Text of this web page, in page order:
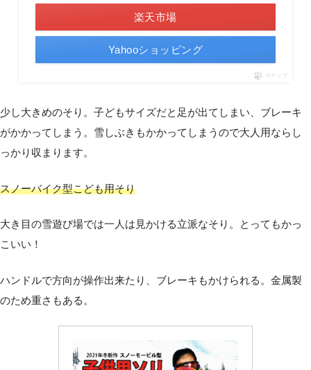
楽天市場
Yahooショッピング
ポチップ
少し大きめのそり。子どもサイズだと足が出てしまい、ブレーキ
がかかってしまう。雪しぶきもかかってしまうので大人用ならし
っかり収まります。
スノーバイク型こども用そり
大き目の雪遊び場では一人は見かける立派なそり。とってもかっ
こいい！
ハンドルで方向が操作出来たり、ブレーキもかけられる。金属製
のため重さもある。